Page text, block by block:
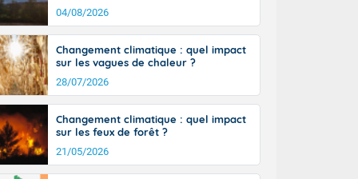
04/08/2026
Changement climatique : quel impact
sur les vagues de chaleur ?
28/07/2026
Changement climatique : quel impact
sur les feux de forêt ?
21/05/2026